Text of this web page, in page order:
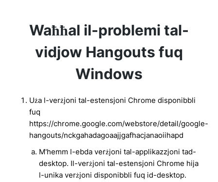
Waħħal il-problemi tal-
vidjow Hangouts fuq
Windows
Uża l-verżjoni tal-estensjoni Chrome disponibbli
fuq
https://chrome.google.com/webstore/detail/google-
hangouts/nckgahadagoaajjgafhacjanaoiihapd
M'hemm l-ebda verżjoni tal-applikazzjoni tad-
desktop. Il-verżjoni tal-estensjoni Chrome hija
l-unika verżjoni disponibbli fuq id-desktop.